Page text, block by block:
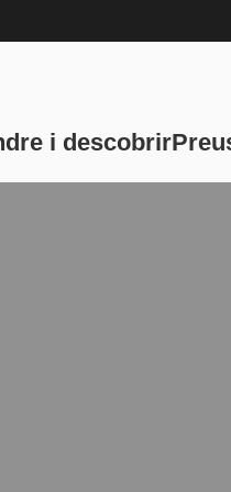
i descobrir